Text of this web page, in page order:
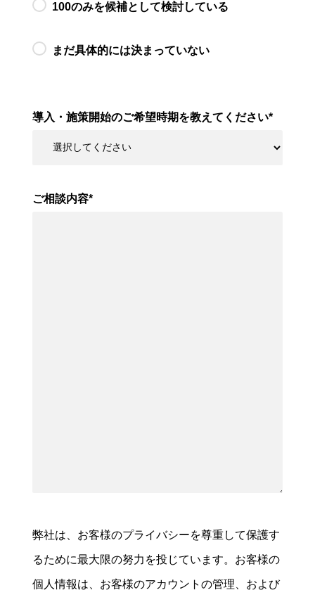
100のみを候補として検討している
まだ具体的には決まっていない
導入・施策開始のご希望時期を教えてください*
ご相談内容*
弊社は、お客様のプライバシーを尊重して保護す
るために最大限の努力を投じています。お客様の
個人情報は、お客様のアカウントの管理、および